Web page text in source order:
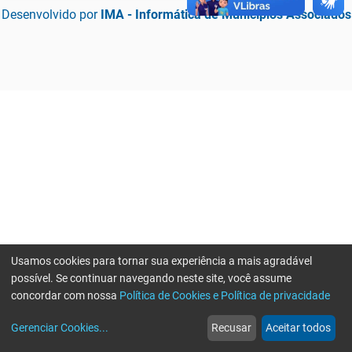
Desenvolvido por IMA - Informática de Municípios Associados
web
Notícias
more_horiz
Mais
Usamos cookies para tornar sua experiência a mais agradável
possível. Se continuar navegando neste site, você assume
concordar com nossa Política de Cookies e Política de privacidade
Gerenciar Cookies... Recusar Aceitar todos
Erro ao enviar informações, por favor tente novamente